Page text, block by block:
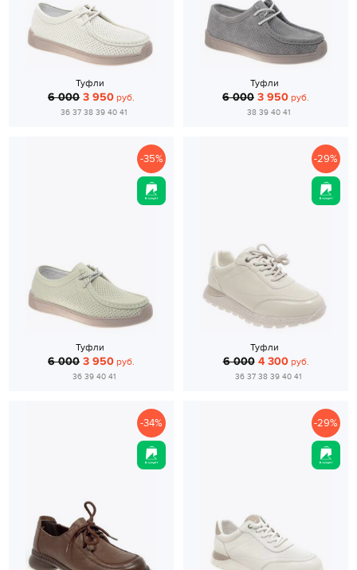
Туфли
6 000 3 950 руб.
36 37 38 39 40 41
Туфли
6 000 3 950 руб.
38 39 40 41
-35%
Туфли
6 000 3 950 руб.
36 39 40 41
-29%
Туфли
6 000 4 300руб.
36 37 38 39 40 41
-34% -29%